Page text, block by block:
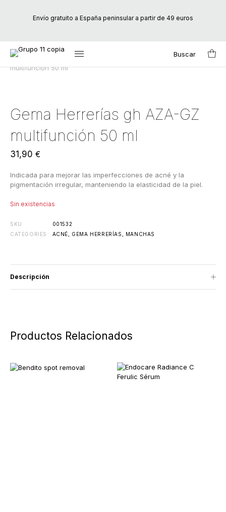
Envío gratuito a España peninsular a partir de 49 euros
Buscar
Search
for:
Inicio Gema Herrerías
/ Gema Herrerías gh AZA-GZ
multifunción 50 ml
Gema Herrerías gh AZA-GZ
multifunción 50 ml
31,90 €
Indicada para mejorar las imperfecciones de acné y la
pigmentación irregular, manteniendo la elasticidad de la piel.
Sin existencias
SKU
001532
CATEGORIES
ACNÉ GEMA HERRERÍAS MANCHAS
Descripción
Productos Relacionados